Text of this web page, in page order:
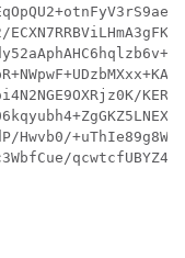
Hwvb0/